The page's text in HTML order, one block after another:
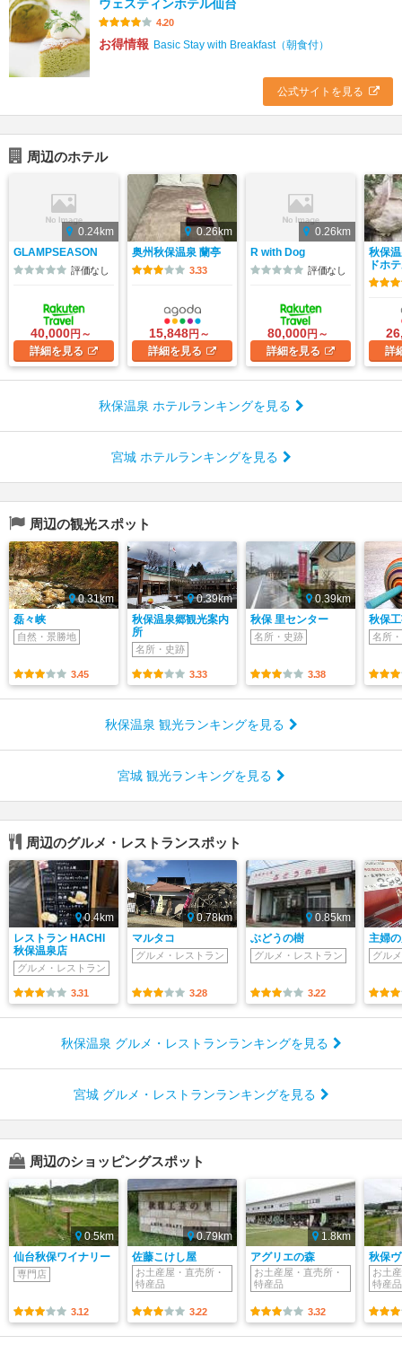
ウェスティンホテル仙台
4.20
お得情報 Basic Stay with Breakfast（朝食付）
公式サイトを見る
周辺のホテル
0.24km
GLAMPSEASON
評価なし
40,000円～
詳細を見る
0.26km
奥州秋保温泉 蘭亭
3.33
15,848円～
詳細を見る
0.26km
R with Dog
評価なし
80,000円～
詳細を見る
秋保
ドホ
詳
秋保温泉 ホテルランキングを見る
宮城 ホテルランキングを見る
周辺の観光スポット
0.31km
磊々峡
自然・景勝地
3.45
0.39km
秋保温泉郷観光案内
所
名所・史跡
3.33
0.39km
秋保 里センター
名所・史跡
3.38
秋保
名所
秋保温泉 観光ランキングを見る
宮城 観光ランキングを見る
周辺のグルメ・レストランスポット
0.4km
レストラン HACHI
秋保温泉店
グルメ・レストラン
3.31
0.78km
マルタコ
グルメ・レストラン
3.28
0.85km
ぶどうの樹
グルメ・レストラン
3.22
主婦
グル
秋保温泉 グルメ・レストランランキングを見る
宮城 グルメ・レストランランキングを見る
周辺のショッピングスポット
0.5km
仙台秋保ワイナリー
専門店
3.12
0.79km
佐藤こけし屋
お土産屋・直売所・
特産品
3.22
1.8km
アグリエの森
お土産屋・直売所・
特産品
3.32
秋保
お土
特産品